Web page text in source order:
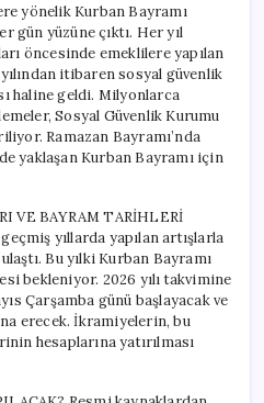
Detayları
ve
Ödeme
Tarihleri
için
yönelik Kurban Bayramı
yüzüne çıktı. Her yıl
öncesinde emeklilere yapılan
itibaren sosyal güvenlik
haline geldi. Milyonlarca
Sosyal Güvenlik Kurumu
Ramazan Bayramı’nda
yaklaşan Kurban Bayramı için
VE BAYRAM TARİHLERİ
yıllarda yapılan artışlarla
Bu yılki Kurban Bayramı
bekleniyor. 2026 yılı takvimine
Çarşamba günü başlayacak ve
erecek. İkramiyelerin, bu
hesaplarına yatırılması